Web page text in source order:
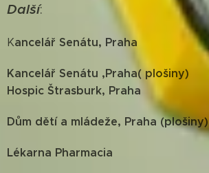
Další:
Kancelář Senátu, Praha
Kancelář Senátu ,Praha( plošiny)
Hospic Štrasburk, Praha
Dům dětí a mládeže, Praha (plošiny)
Lékarna Pharmacia